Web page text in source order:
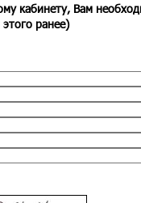
кабинету, Вам
ранее)